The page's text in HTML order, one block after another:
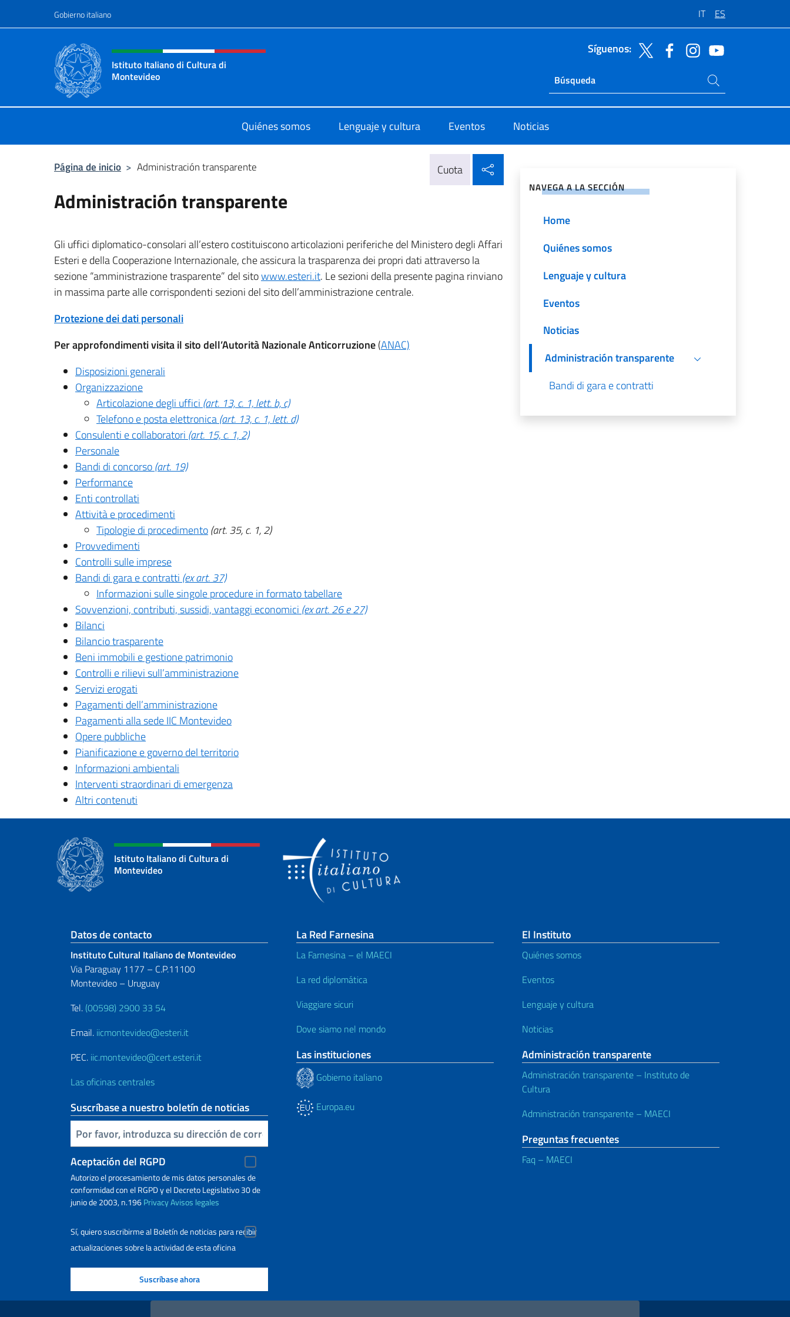
Gobierno italiano IT ES
Encabezado del sitio web, redes sociales y menú
Istituto Italiano di Cultura di
Montevideo
Síguenos:
Ricerca sito live
Buscar en el sitio
Quiénes somos Lenguaje y cultura Eventos Noticias
Página de inicio > Administración transparente Cuota
Administración transparente
Gli uffici diplomatico-consolari all’estero costituiscono articolazioni periferiche del Ministero degli Affari
Esteri e della Cooperazione Internazionale, che assicura la trasparenza dei propri dati attraverso la
sezione “amministrazione trasparente” del sitowww.esteri.it. Le sezioni della presente pagina rinviano
in massima parte alle corrispondenti sezioni del sito dell’amministrazione centrale.
Protezione dei dati personali
Per approfondimenti visita il sito dell’Autorità Nazionale Anticorruzione(ANAC)
Disposizioni generali
Organizzazione
Articolazione degli uffici (art. 13, c. 1, lett. b, c)
Telefono e posta elettronica(art. 13, c. 1, lett. d)
Consulenti e collaboratori (art. 15, c. 1, 2)
Personale
Bandi di concorso(art. 19)
Performance
Enti controllati
Attività e procedimenti
Tipologie di procedimento(art. 35, c. 1, 2)
Provvedimenti
Controlli sulle imprese
Bandi di gara e contratti (ex art. 37)
Informazioni sulle singole procedure in formato tabellare
Sovvenzioni, contributi, sussidi, vantaggi economici (ex art. 26 e 27)
Bilanci
Bilancio trasparente
Beni immobili e gestione patrimonio
Controlli e rilievi sull’amministrazione
Servizi erogati
Pagamenti dell’amministrazione
Pagamenti alla sede IIC Montevideo
Opere pubbliche
Pianificazione e governo del territorio
Informazioni ambientali
Interventi straordinari di emergenza
Altri contenuti
NAVEGA A LA SECCIÓN
Home
Quiénes somos
Lenguaje y cultura
Eventos
Noticias
Administración transparente
Bandi di gara e contratti
Istituto Italiano di Cultura di
Montevideo
Sezione footer
Datos de contacto
Instituto Cultural Italiano de Montevideo
Via Paraguay 1177 – C.P.11100
Montevideo – Uruguay
Tel. (00598) 2900 33 54
Email. iicmontevideo@esteri.it
PEC. iic.montevideo@cert.esteri.it
Las oficinas centrales
Suscríbase a nuestro boletín de noticias
Inserta tu correo electronico
Aceptación del RGPD
Autorizo ​​el procesamiento de mis datos personales de
conformidad con el RGPD y el Decreto Legislativo 30 de
junio de 2003, n.196PrivacyAvisos legales
Sí, quiero suscribirme al Boletín de noticias para recibir
actualizaciones sobre la actividad de esta oficina
La Red Farnesina
La Farnesina – el MAECI
La red diplomática
Viaggiare sicuri
Dove siamo nel mondo
Las instituciones
Gobierno italiano
Europa.eu
El Instituto
Quiénes somos
Eventos
Lenguaje y cultura
Noticias
Administración transparente
Administración transparente – Instituto de
Cultura
Administración transparente – MAECI
Preguntas frecuentes
Faq – MAECI
Enlaces útiles